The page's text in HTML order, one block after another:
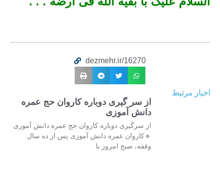
dezmehr.ir/16270
اخبار مرتبط
از سر گیری دوباره کاروان حج عمره
دانش آموزی
از سرگیری دوباره کاروان حج عمره دانش آموزی
🔹کاروان عمره دانش آموزی پس از ده سال
وقفه، صبح امروز با